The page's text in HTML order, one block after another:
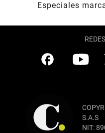
Especiales
S.A.S
NIT: